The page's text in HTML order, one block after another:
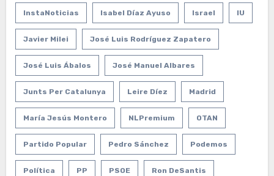
InstaNoticias Isabel Díaz Ayuso Israel IU
Javier Milei José Luis Rodríguez Zapatero
José Luis Ábalos José Manuel Albares
Junts Per Catalunya Leire Díez Madrid
María Jesús Montero NLPremium OTAN
Partido Popular Pedro Sánchez Podemos
Política PP PSOE Ron DeSantis